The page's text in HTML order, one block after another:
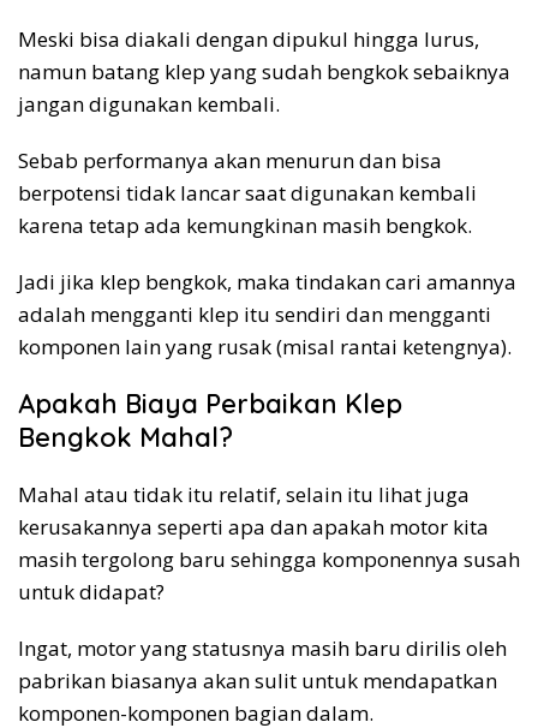
Meski bisa diakali dengan dipukul hingga lurus,
namun batang klep yang sudah bengkok sebaiknya
jangan digunakan kembali.
Sebab performanya akan menurun dan bisa
berpotensi tidak lancar saat digunakan kembali
karena tetap ada kemungkinan masih bengkok.
Jadi jika klep bengkok, maka tindakan cari amannya
adalah mengganti klep itu sendiri dan mengganti
komponen lain yang rusak (misal rantai ketengnya).
Apakah Biaya Perbaikan Klep
Bengkok Mahal?
Mahal atau tidak itu relatif, selain itu lihat juga
kerusakannya seperti apa dan apakah motor kita
masih tergolong baru sehingga komponennya susah
untuk didapat?
Ingat, motor yang statusnya masih baru dirilis oleh
pabrikan biasanya akan sulit untuk mendapatkan
komponen-komponen bagian dalam.